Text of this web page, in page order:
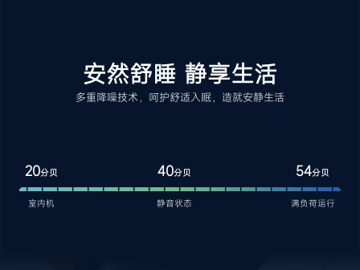
安然舒睡 静享生活
多重降噪技术，呵护舒适入眠，造就安静生活
20分贝
室内机
40分贝
静音状态
54分贝
满负荷运行